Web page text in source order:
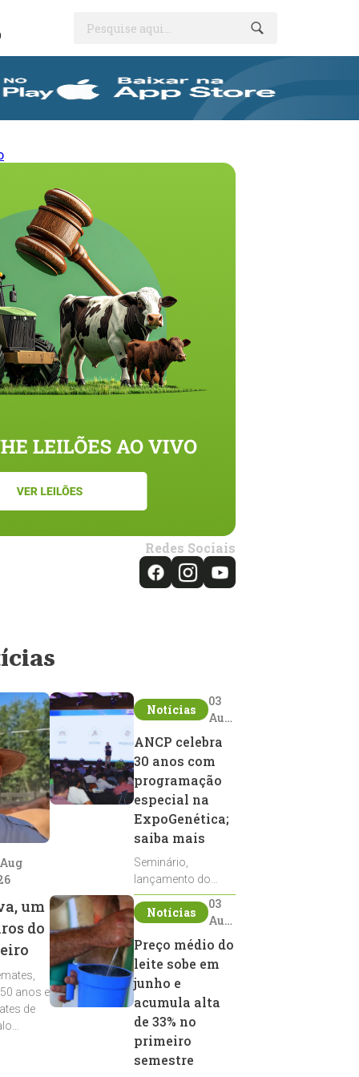
Pesquise aqui...
Redes Sociais
um
do
anos e
de
Notícias
03
Aug
ANCP celebra
30 anos com
programação
especial na
ExpoGenética;
saiba mais
Seminário,
lançamento do
Sumário de Touros,
debates, podcast,
reprodutores e
homenagens
integram a
programação da
entidade durante a
ExpoGenética 2026
Notícias
03
Aug
2026
Preço médio do
leite sobe em
junho e
acumula alta
de 33% no
primeiro
semestre